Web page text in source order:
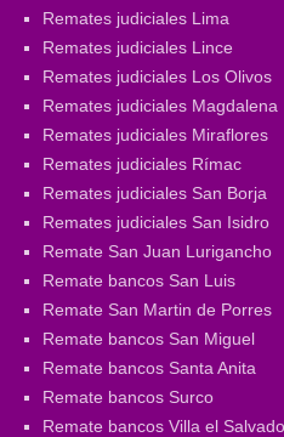
Remates judiciales Lima
Remates judiciales Lince
Remates judiciales Los Olivos
Remates judiciales Magdalena
Remates judiciales Miraflores
Remates judiciales Rímac
Remates judiciales San Borja
Remates judiciales San Isidro
Remate San Juan Lurigancho
Remate bancos San Luis
Remate San Martin de Porres
Remate bancos San Miguel
Remate bancos Santa Anita
Remate bancos Surco
Remate bancos Villa el